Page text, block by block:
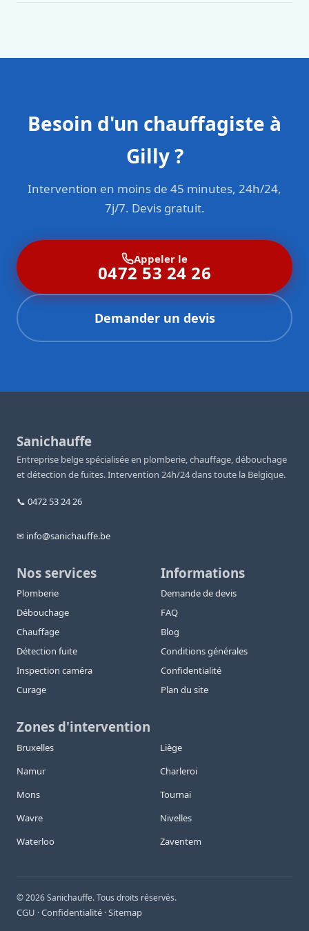
Besoin d'un chauffagiste à
Gilly ?
Intervention en moins de 45 minutes, 24h/24,
7j/7. Devis gratuit.
Appeler le
0472 53 24 26
Demander un devis
Sanichauffe
Entreprise belge spécialisée en plomberie, chauffage, débouchage
et détection de fuites. Intervention 24h/24 dans toute la Belgique.
📞 0472 53 24 26
✉ info@sanichauffe.be
Nos services
Plomberie
Débouchage
Chauffage
Détection fuite
Inspection caméra
Curage
Informations
Demande de devis
FAQ
Blog
Conditions générales
Confidentialité
Plan du site
Zones d'intervention
Bruxelles
Liège
Namur
Charleroi
Mons
Tournai
Wavre
Nivelles
Waterloo
Zaventem
©2026Sanichauffe. Tous droits réservés.
CGU ·Confidentialité ·Sitemap